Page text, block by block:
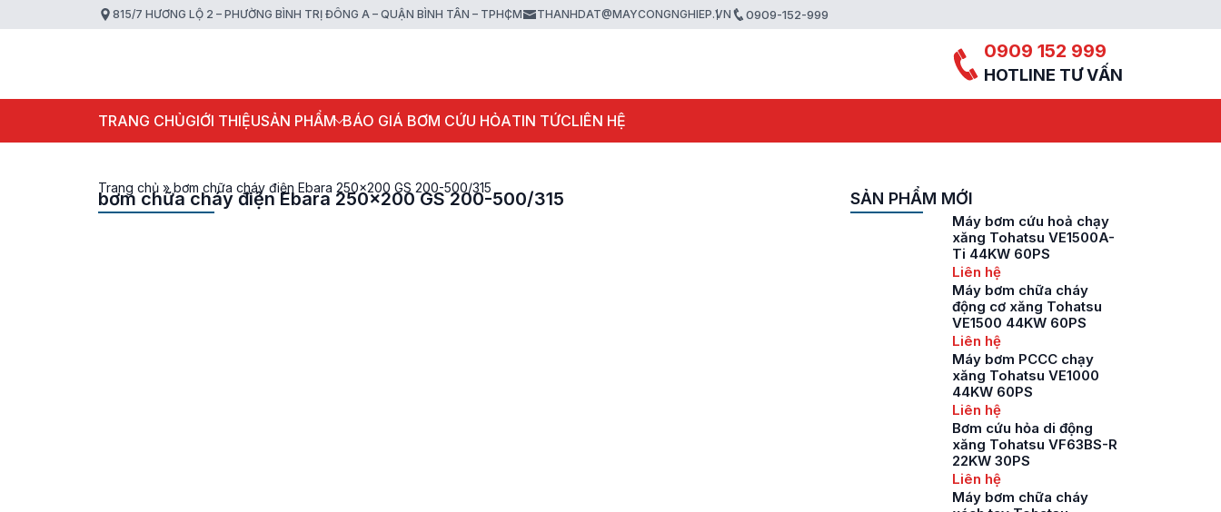
815/7 HƯƠNG LỘ 2 – PHƯỜNG BÌNH TRỊ ĐÔNG A – QUẬN BÌNH TÂN – TPHCM THANHDAT@MAYCONGNGHIEP.VN 0909-152-999
0909 152 999
HOTLINE TƯ VẤN
TRANG CHỦGIỚI THIỆUSẢN PHẨM BÁO GIÁ BƠM CỨU HỎATIN TỨCLIÊN HỆ
Trang chủ » bơm chữa cháy điện Ebara 250x200 GS 200-500/315
bơm chữa cháy điện Ebara 250x200 GS 200-500/315 SẢN PHẨM MỚI
Máy bơm cứu hoả chạy
xăng Tohatsu VE1500A-
Ti 44KW 60PS
Liên hệ
Máy bơm chữa cháy
động cơ xăng Tohatsu
VE1500 44KW 60PS
Liên hệ
Máy bơm PCCC chạy
xăng Tohatsu VE1000
44KW 60PS
Liên hệ
Bơm cứu hỏa di động
xăng Tohatsu VF63BS-R
22KW 30PS
Liên hệ
Máy bơm chữa cháy